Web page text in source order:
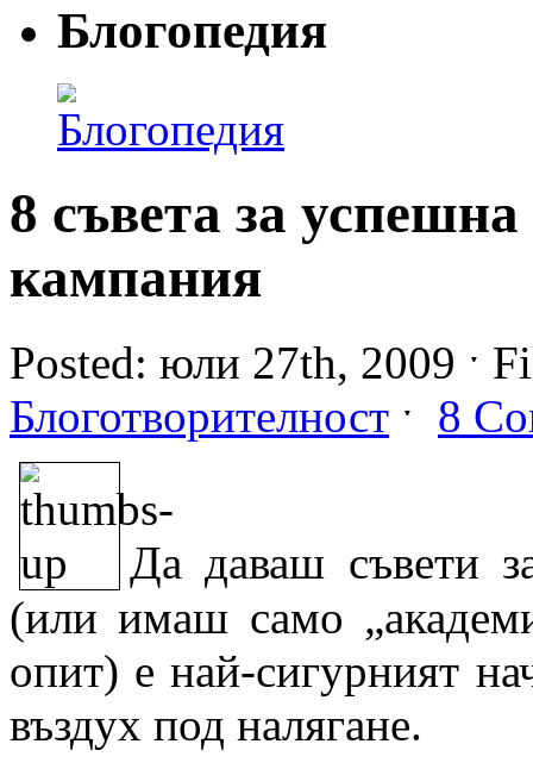
Блогопедия
8 съвета за
кампания
Posted: юли 27th, 2009 ˑ
Блоготворителност ˑ 8
Да даваш съвети
(или имаш само
опит) е най-сигурният
въздух под налягане.